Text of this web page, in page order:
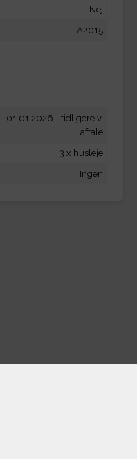
Nej
A2015
01.01.2026 - tidligere v.
aftale
3 x husleje
Ingen